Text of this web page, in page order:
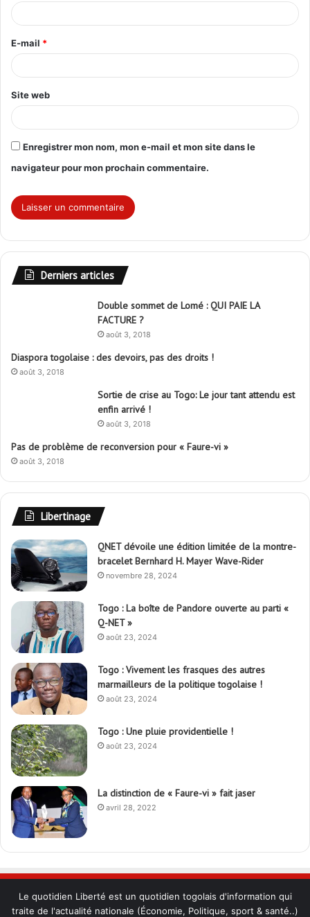
e
*
E-mail *
Site web
Enregistrer mon nom, mon e-mail et mon site dans le
navigateur pour mon prochain commentaire.
Derniers articles
Double sommet de Lomé : QUI PAIE LA
FACTURE ?
août 3, 2018
Diaspora togolaise : des devoirs, pas des droits !
août 3, 2018
Sortie de crise au Togo: Le jour tant attendu est
enfin arrivé !
août 3, 2018
Pas de problème de reconversion pour « Faure-vi »
août 3, 2018
Libertinage
QNET dévoile une édition limitée de la montre-
bracelet Bernhard H. Mayer Wave-Rider
novembre 28, 2024
Togo : La boîte de Pandore ouverte au parti «
Q-NET »
août 23, 2024
Togo : Vivement les frasques des autres
marmailleurs de la politique togolaise !
août 23, 2024
Togo : Une pluie providentielle !
août 23, 2024
La distinction de « Faure-vi » fait jaser
avril 28, 2022
Le quotidien Liberté est un quotidien togolais d'information qui
traite de l'actualité nationale (Économie, Politique, sport & santé..)